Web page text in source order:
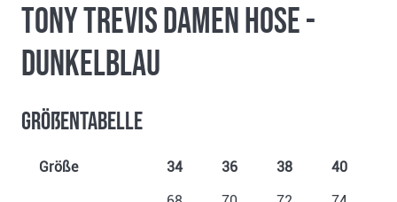
Tony Trevis Damen Hose -
dunkelblau
Größentabelle
Größe 34 36 38 40